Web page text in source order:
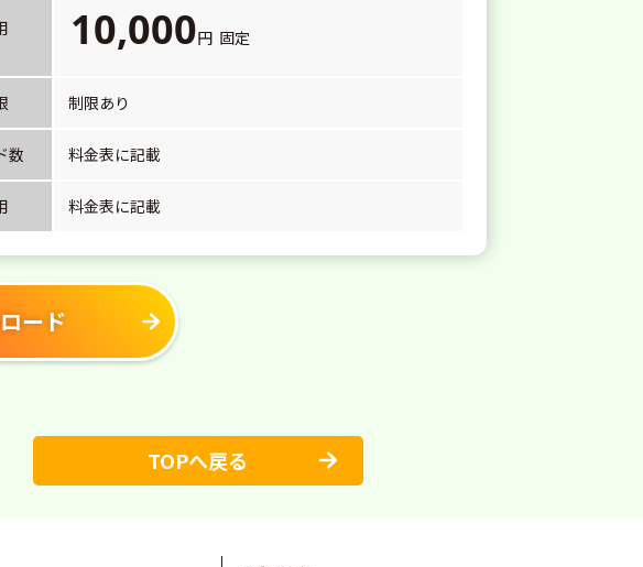
10,000円 固定
制限あり
数 料金表に記載
料金表に記載
ード
TOPへ戻る